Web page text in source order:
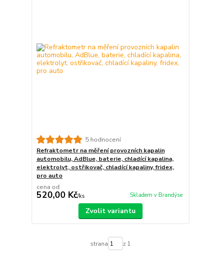
5 hodnocení
Refraktometr na měření provozních kapalin
automobilu, AdBlue, baterie, chladící kapalina,
elektrolyt, ostřikovač, chladící kapaliny, fridex,
pro auto
cena od
520,00 Kč/ks Skladem v Brandýse
Zvolit variantu
strana z 1